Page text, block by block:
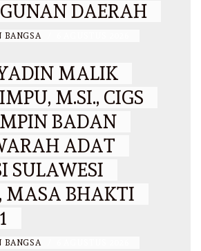
DAERAH
BANGSA
MALIK
M.SI., CIGS
BADAN
ADAT
SULAWESI
MASA BHAKTI
BANGSA